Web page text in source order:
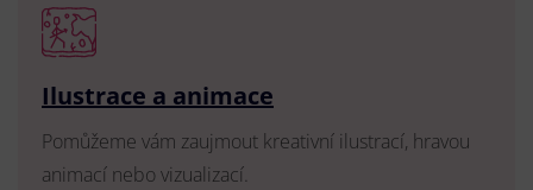
Ilustrace a animace
Pomůžeme vám zaujmout kreativní ilustrací, hravou
animací nebo vizualizací.